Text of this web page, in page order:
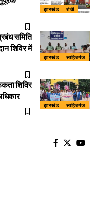
झारखंड रांची
झारखंड साहिबगंज
समिति
शिविर में
झारखंड साहिबगंज
शिविर